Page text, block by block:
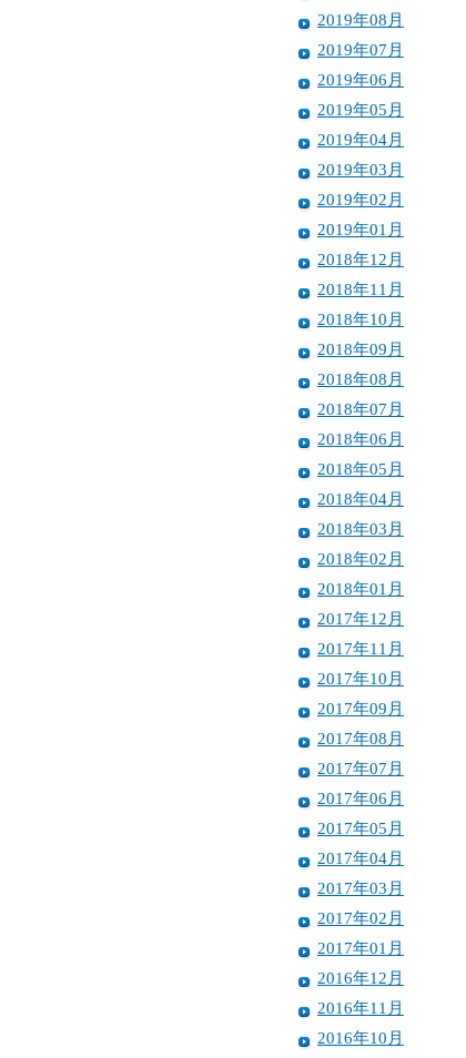
2019年08月
2019年07月
2019年06月
2019年05月
2019年04月
2019年03月
2019年02月
2019年01月
2018年12月
2018年11月
2018年10月
2018年09月
2018年08月
2018年07月
2018年06月
2018年05月
2018年04月
2018年03月
2018年02月
2018年01月
2017年12月
2017年11月
2017年10月
2017年09月
2017年08月
2017年07月
2017年06月
2017年05月
2017年04月
2017年03月
2017年02月
2017年01月
2016年12月
2016年11月
2016年10月